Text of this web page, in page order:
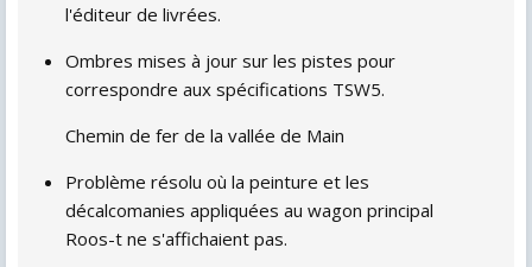
l'éditeur de livrées.
Ombres mises à jour sur les pistes pour
correspondre aux spécifications TSW5.
Chemin de fer de la vallée de Main
Problème résolu où la peinture et les
décalcomanies appliquées au wagon principal
Roos-t ne s'affichaient pas.